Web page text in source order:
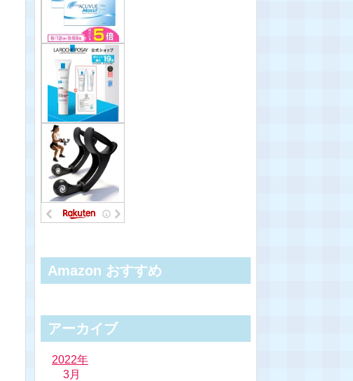
Amazon おすすめ
アーカイブ
2022年
3月